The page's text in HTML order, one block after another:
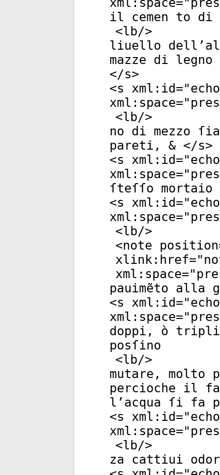
il cemen to di
<lb/>
liuello
mazze di
</s>
<s xml:id="
xml:space="
<lb/>
no di mezzo
pareti, & </s>
<s xml:id="
xml:space="
ſteſſo
<s xml:id="
xml:space="
<lb/>
<note position
xlink:href="
xml:space="
pauimẽto alla
<s xml:id="
xml:space="
doppi, ò tripli,
posſino
<lb/>
mutare, molto
percioche il
l’acqua ſi fa
<s xml:id="
xml:space="
<lb/>
za cattiui